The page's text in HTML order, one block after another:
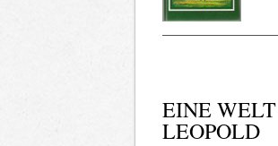
EINE
LEOPOLD